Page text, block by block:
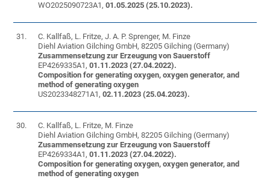
WO2025090723A1,01.05.2025 (25.10.2023).
31.
C. Kallfaß, L. Fritze, J. A. P. Sprenger, M. Finze
Diehl Aviation Gilching GmbH, 82205 Gilching (Germany)
Zusammensetzung zur Erzeugung von Sauerstoff
EP4269335A1,01.11.2023 (27.04.2022).
Composition for generating oxygen, oxygen generator, and
method of generating oxygen
US2023348271A1,02.11.2023 (25.04.2023).
30.
C. Kallfaß, L. Fritze, M. Finze
Diehl Aviation Gilching GmbH, 82205 Gilching (Germany)
Zusammensetzung zur Erzeugung von Sauerstoff
EP4269334A1,01.11.2023 (27.04.2022).
Composition for generating oxygen, oxygen generator, and
method of generating oxygen